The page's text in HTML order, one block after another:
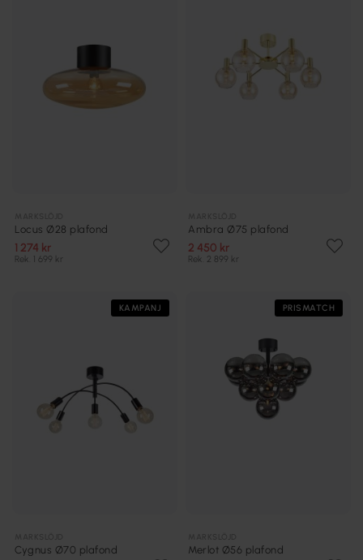
Locus Ø28 plafond
1 274 kr
Rek. 1 699 kr
Ambra Ø75 plafond
2 450 kr
Rek. 2 899 kr
KAMPANJ
Cygnus Ø70 plafond
PRISMATCH
Merlot Ø56 plafond